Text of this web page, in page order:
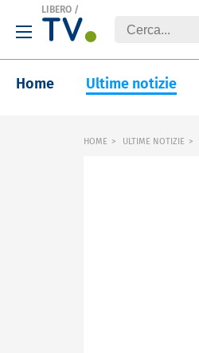
LIBERO /
Home Ultime notizie
HOME ULTIME NOTIZIE